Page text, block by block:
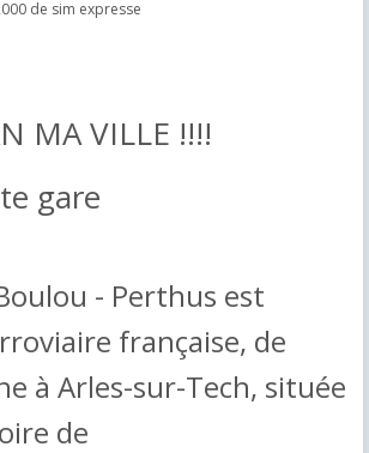
de sim expresse
MA VILLE !!!!
gare
- Perthus est
française, de
à Arles-sur-Tech, située
de